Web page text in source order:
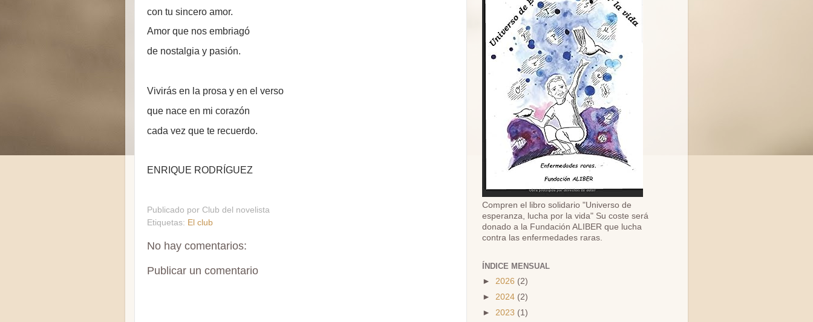
con tu sincero amor.
Amor que nos embriagó
de nostalgia y pasión.
Vivirás en la prosa y en el verso
que nace en mi corazón
cada vez que te recuerdo.
ENRIQUE RODRÍGUEZ
Publicado por Club del novelista
Etiquetas: El club
No hay comentarios:
Publicar un comentario
Compren el libro solidario "Universo de
esperanza, lucha por la vida" Su coste será
donado a la Fundación ALIBER que lucha
contra las enfermedades raras.
ÍNDICE MENSUAL
► 2026 (2)
► 2024 (2)
► 2023 (1)